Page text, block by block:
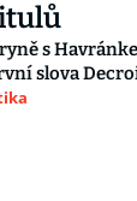
s
slova